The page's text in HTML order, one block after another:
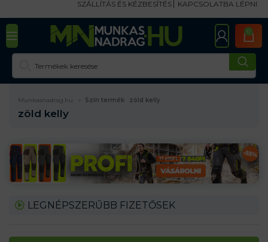
SZÁLLÍTÁS ÉS KÉZBESÍTÉS KAPCSOLATBA LÉPNI
0
Munkasnadrag.hu Szín termék zöld kelly
zöld kelly
LEGNÉPSZERŰBB FIZETŐSEK